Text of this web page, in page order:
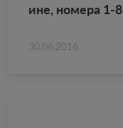
ине, но­ме­ра 1-8
30.06.2016